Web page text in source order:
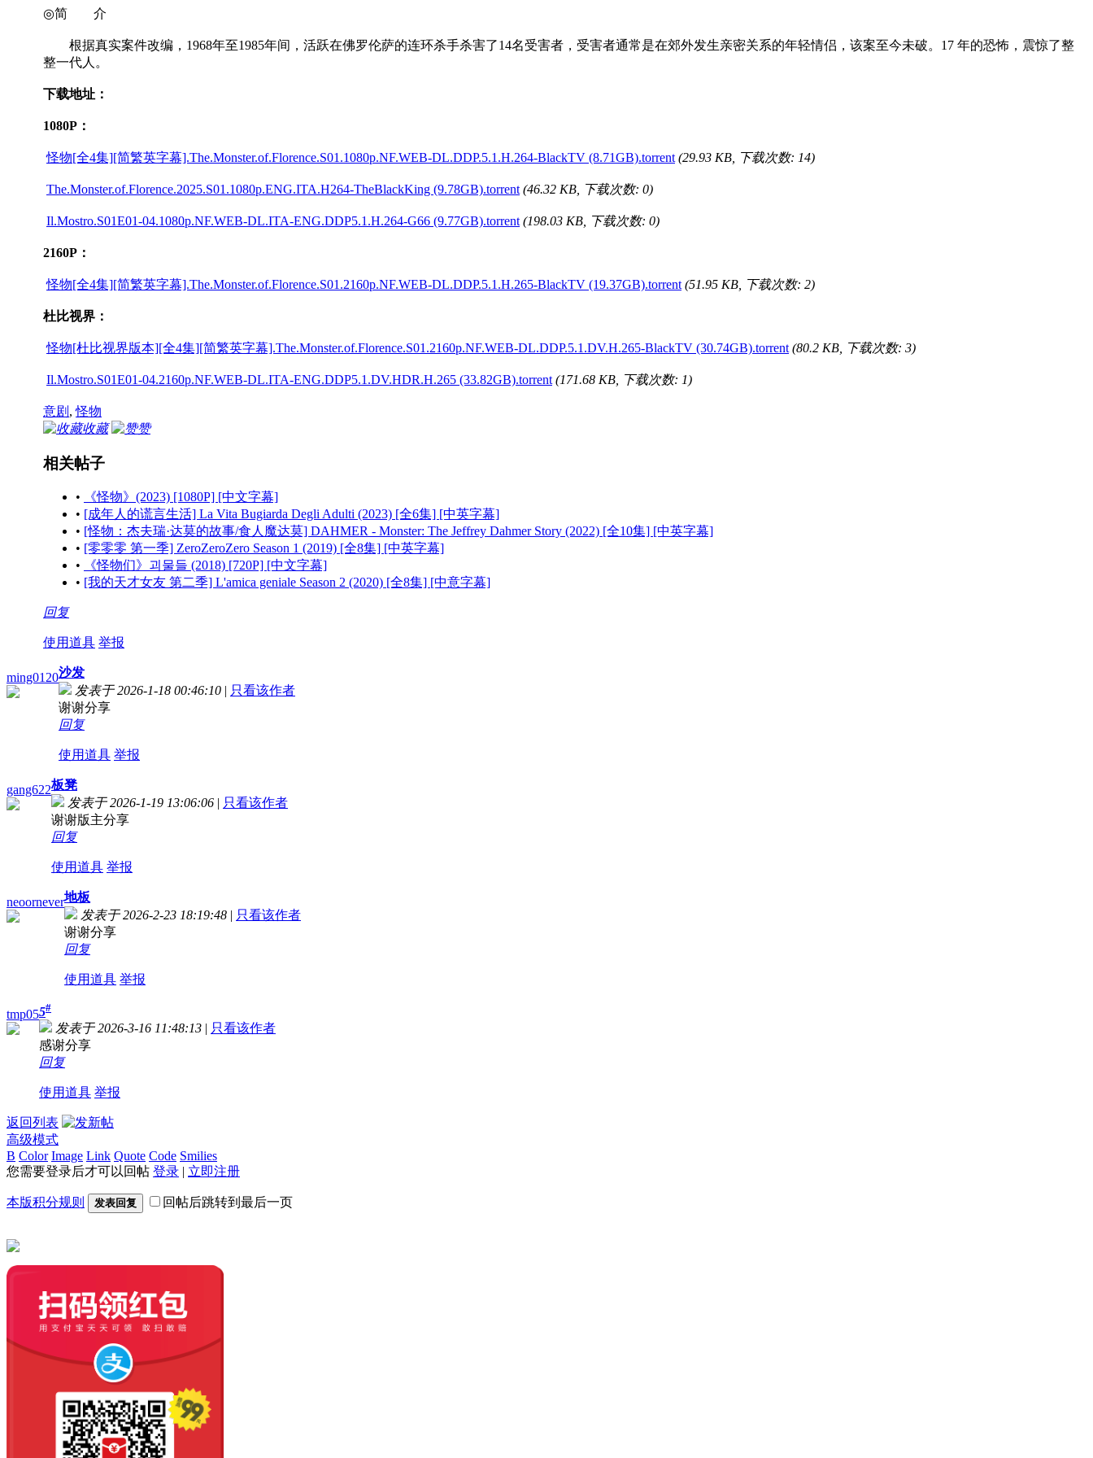
◎简 介
根据真实案件改编，1968年至1985年间，活跃在佛罗伦萨的连环杀手杀害了14名受害者，受害者通常是在郊外发生亲密关系的年轻情侣，该案至今未破。17 年的恐怖，震惊了整
整一代人。
下载地址：
1080P：
怪物[全4集][简繁英字幕].The.Monster.of.Florence.S01.1080p.NF.WEB-DL.DDP.5.1.H.264-BlackTV (8.71GB).torrent (29.93 KB, 下载次数: 14)
The.Monster.of.Florence.2025.S01.1080p.ENG.ITA.H264-TheBlackKing (9.78GB).torrent (46.32 KB, 下载次数: 0)
Il.Mostro.S01E01-04.1080p.NF.WEB-DL.ITA-ENG.DDP5.1.H.264-G66 (9.77GB).torrent (198.03 KB, 下载次数: 0)
2160P：
怪物[全4集][简繁英字幕].The.Monster.of.Florence.S01.2160p.NF.WEB-DL.DDP.5.1.H.265-BlackTV (19.37GB).torrent (51.95 KB, 下载次数: 2)
杜比视界：
怪物[杜比视界版本][全4集][简繁英字幕].The.Monster.of.Florence.S01.2160p.NF.WEB-DL.DDP.5.1.DV.H.265-BlackTV (30.74GB).torrent (80.2 KB, 下载次数: 3)
Il.Mostro.S01E01-04.2160p.NF.WEB-DL.ITA-ENG.DDP5.1.DV.HDR.H.265 (33.82GB).torrent (171.68 KB, 下载次数: 1)
意剧 ,怪物
收藏
赞
相关帖子
•
《怪物》(2023) [1080P] [中文字幕]
• [成年人的谎言生活] La Vita Bugiarda Degli Adulti (2023) [全6集] [中英字幕]
• [怪物：杰夫瑞·达莫的故事/食人魔达莫] DAHMER - Monster: The Jeffrey Dahmer Story (2022) [全10集] [中英字幕]
• [零零零 第一季] ZeroZeroZero Season 1 (2019) [全8集] [中英字幕]
•
《怪物们》괴물들 (2018) [720P] [中文字幕]
• [我的天才女友 第二季] L'amica geniale Season 2 (2020) [全8集] [中意字幕]
回复
使用道具 举报
ming0120沙发
发表于 2026-1-18 00:46:10 | 只看该作者
谢谢分享
回复
使用道具 举报
gang622板凳
发表于 2026-1-19 13:06:06 | 只看该作者
谢谢版主分享
回复
使用道具 举报
neoornever地板
发表于 2026-2-23 18:19:48 | 只看该作者
谢谢分享
回复
使用道具 举报
tmp055#
发表于 2026-3-16 11:48:13 | 只看该作者
感谢分享
回复
使用道具 举报
返回列表
高级模式
B Color Image Link Quote Code Smilies
您需要登录后才可以回帖 登录 | 立即注册
本版积分规则 发表回复 回帖后跳转到最后一页